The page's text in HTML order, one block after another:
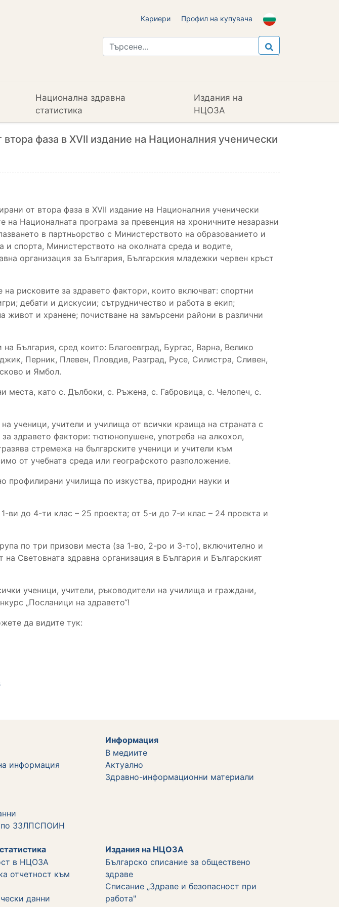
Кариери Профил на купувача
Национална здравна
статистика
Издания на
НЦОЗА
фаза в XVII издание на Националния ученически
от втора фаза в XVII издание на Националния ученически
на Националната програма за превенция на хроничните незаразни
в партньорство с Министерството на образованието и
спорта, Министерството на околната среда и водите,
организация за България, Българския младежки червен кръст
рисковите за здравето фактори, които включват: спортни
дебати и дискусии; сътрудничество и работа в екип;
живот и хранене; почистване на замърсени райони в различни
България, сред които: Благоевград, Бургас, Варна, Велико
Перник, Плевен, Пловдив, Разград, Русе, Силистра, Сливен,
и Ямбол.
места, като с. Дълбоки, с. Ръжена, с. Габровица, с. Челопеч, с.
ученици, учители и училища от всички краища на страната с
здравето фактори: тютюнопушене, употреба на алкохол,
стремежа на българските ученици и учители към
от учебната среда или географското разположение.
профилирани училища по изкуства, природни науки и
ви до 4-ти клас – 25 проекта; от 5-и до 7-и клас – 24 проекта и
по три призови места (за 1-во, 2-ро и 3-то), включително и
Световната здравна организация в България и Българският
ученици, учители, ръководители на училища и граждани,
„Посланици на здравето“!
да видите тук:
информация
по ЗЗЛПСПОИН
Информация
В медиите
Актуално
Здравно-информационни материали
в НЦОЗА
отчетност към
данни
Издания на НЦОЗА
Българско списание за обществено
здраве
Списание „Здраве и безопасност при
работа"